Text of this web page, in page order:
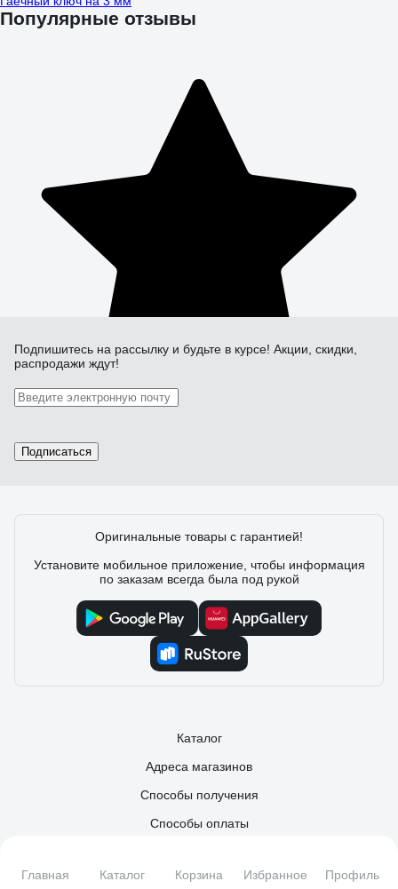
Главная Каталог Корзина Избранное Профиль
Популярные отзывы
Подпишитесь на рассылку и будьте в курсе! Акции, скидки,
распродажи ждут!
Подписаться
Оригинальные товары с гарантией!
Установите мобильное приложение, чтобы информация
по заказам всегда была под рукой
Каталог
Адреса магазинов
Способы получения
Способы оплаты
Контакты